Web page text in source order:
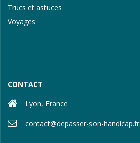
Trucs et astuces
Voyages
CONTACT
Lyon, France
contact@depasser-son-handicap.fr